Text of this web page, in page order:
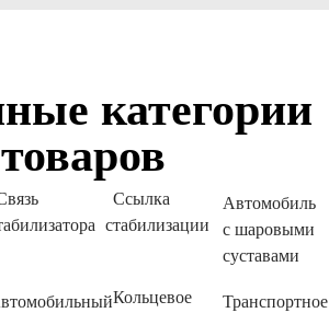
категории
товаров
Ссылка
стабилизации
Автомобиль
с шаровыми
суставами
Кольцевое
Транспортное